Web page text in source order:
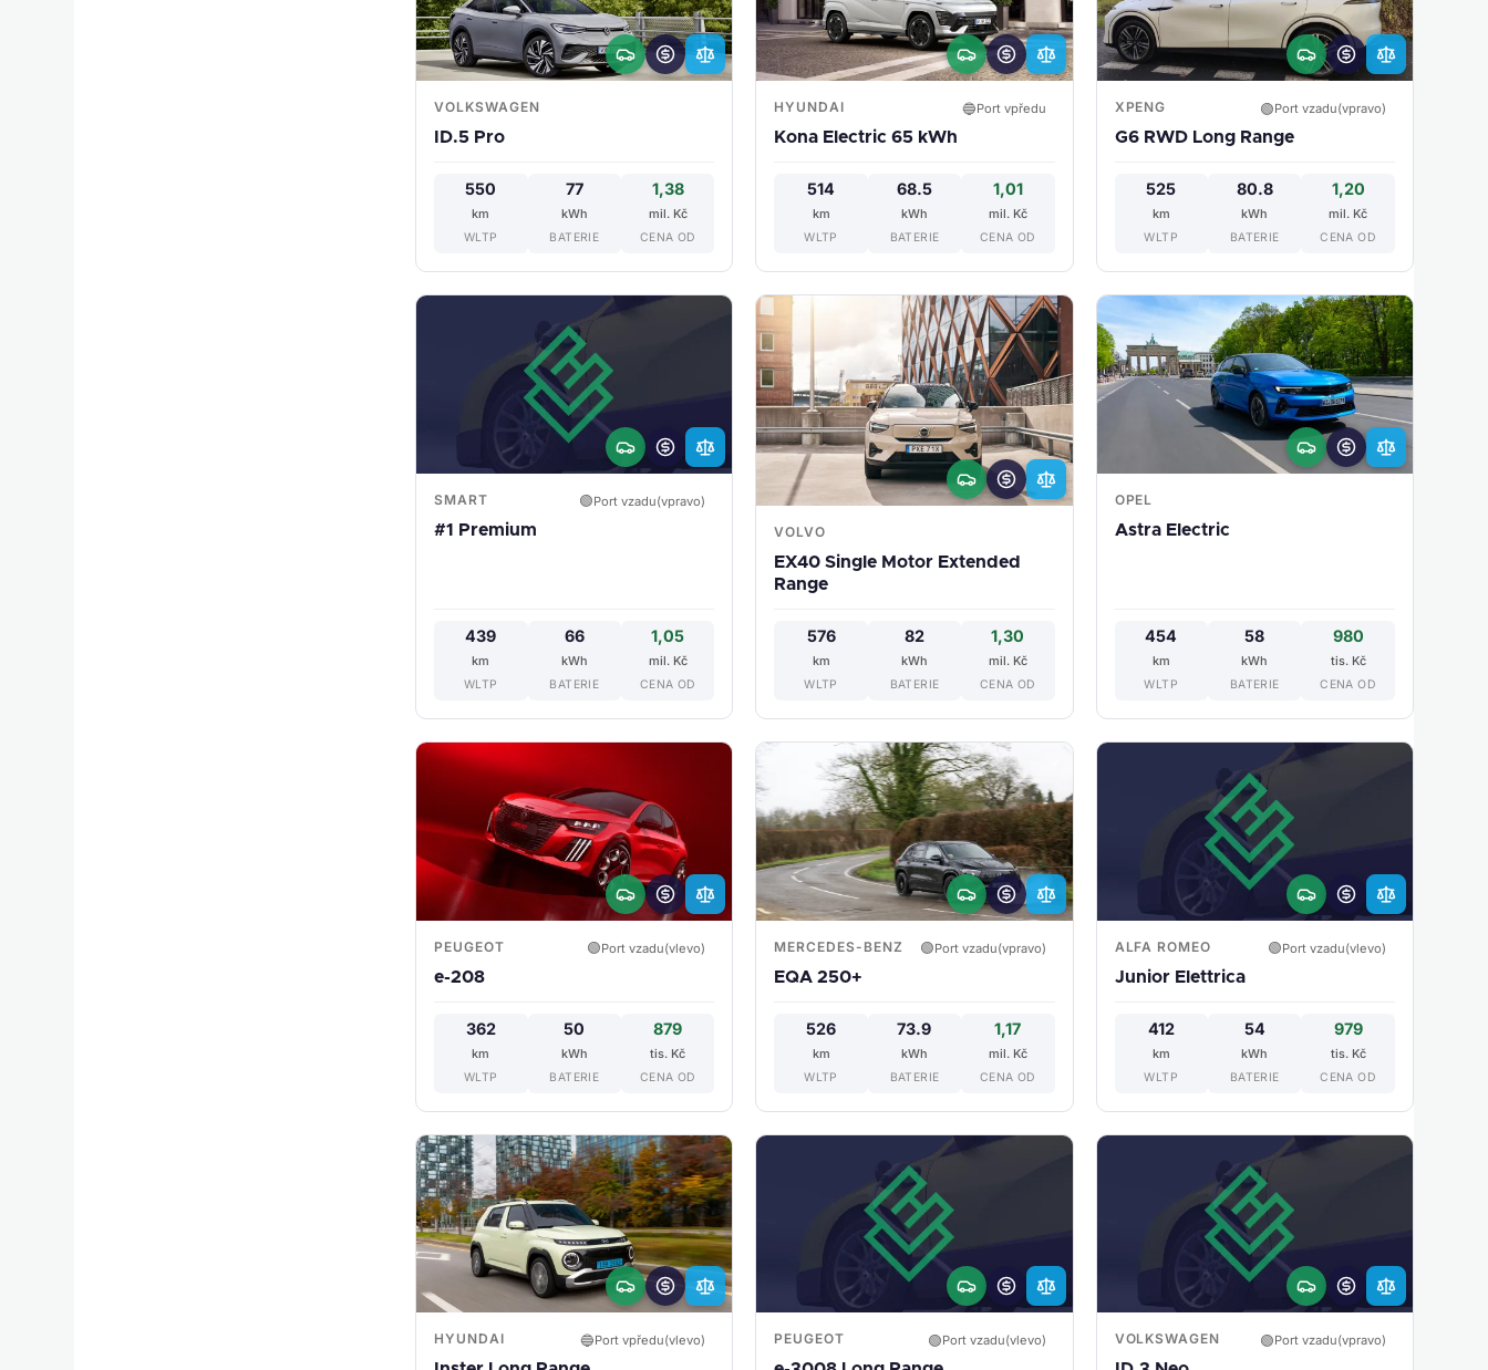
VOLKSWAGEN
ID.5 Pro
550
km
WLTP
77
kWh
BATERIE
1,38
mil. Kč
CENA OD
HYUNDAI 🔵Port vpředu
Kona Electric 65 kWh
514
km
WLTP
68.5
kWh
BATERIE
1,01
mil. Kč
CENA OD
XPENG 🟢Port vzadu(vpravo)
G6 RWD Long Range
525
km
WLTP
80.8
kWh
BATERIE
1,20
mil. Kč
CENA OD
SMART 🟢Port vzadu(vpravo)
#1 Premium
439
km
WLTP
66
kWh
BATERIE
1,05
mil. Kč
CENA OD
VOLVO
EX40 Single Motor Extended
Range
576
km
WLTP
82
kWh
BATERIE
1,30
mil. Kč
CENA OD
OPEL
Astra Electric
454
km
WLTP
58
kWh
BATERIE
980
tis. Kč
CENA OD
PEUGEOT 🟢Port vzadu(vlevo)
e-208
362
km
WLTP
50
kWh
BATERIE
879
tis. Kč
CENA OD
MERCEDES-BENZ 🟢Port vzadu(vpravo)
EQA 250+
526
km
WLTP
73.9
kWh
BATERIE
1,17
mil. Kč
CENA OD
ALFA ROMEO 🟢Port vzadu(vlevo)
Junior Elettrica
412
km
WLTP
54
kWh
BATERIE
979
tis. Kč
CENA OD
HYUNDAI 🔵Port vpředu(vlevo) PEUGEOT 🟢Port vzadu(vlevo) VOLKSWAGEN 🟢Port vzadu(vpravo)